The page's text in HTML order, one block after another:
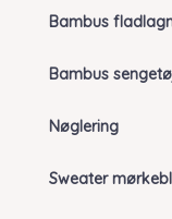
Bambus
Bambus
Nøglering
Sweater